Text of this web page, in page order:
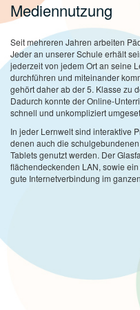
Mediennutzung
Seit mehreren Jahren arbeiten
Jeder an unserer Schule erhält
jederzeit von jedem Ort an seine
durchführen und miteinander
gehört daher ab der 5. Klasse zu
Dadurch konnte der Online-
schnell und unkompliziert
In jeder Lernwelt sind interaktive
denen auch die
Tablets genutzt werden. Der
flächendeckenden LAN, sowie
gute Internetverbindung im